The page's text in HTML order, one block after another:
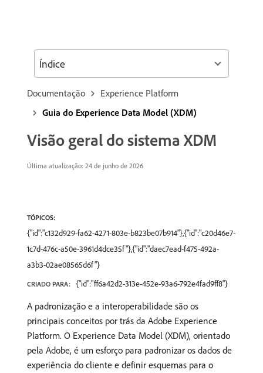
Documentação
Experience Platform
Guia do Experience Data Model (XDM)
Visão geral do sistema XDM
Última atualização: 24 de junho de 2026
TÓPICOS:
{"id":"c132d929-fa62-4271-803e-b823be07b914"},{"id":"c20d46e7-
1c7d-476c-a50e-3961d4dce35f"},{"id":"daec7ead-f475-492a-
a3b3-02ae08565d6f"}
CRIADO PARA: {"id":"ff6a42d2-313e-452e-93a6-792e4fad9ff8"}
A padronização e a interoperabilidade são os
principais conceitos por trás da Adobe Experience
Platform. O Experience Data Model (XDM), orientado
pela Adobe, é um esforço para padronizar os dados de
experiência do cliente e definir esquemas para o
Índice